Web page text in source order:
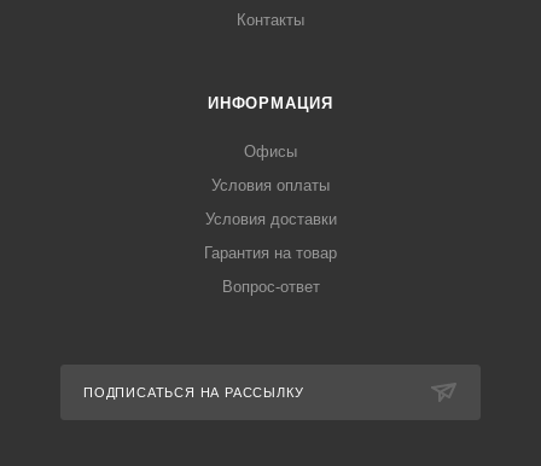
Контакты
ИНФОРМАЦИЯ
Офисы
Условия оплаты
Условия доставки
Гарантия на товар
Вопрос-ответ
ПОДПИСАТЬСЯ НА РАССЫЛКУ